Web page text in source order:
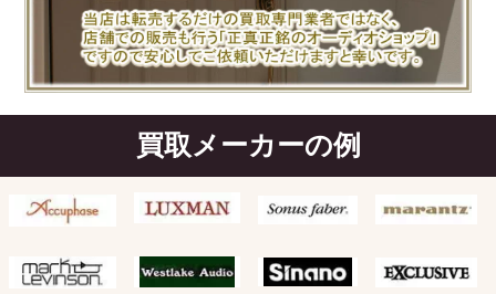
買取メーカーの例